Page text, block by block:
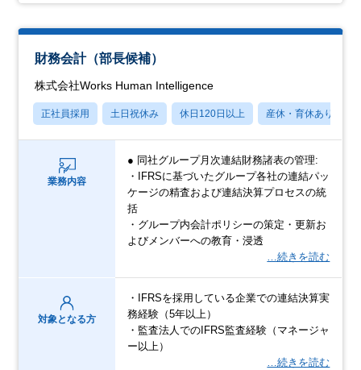
財務会計（部長候補）
株式会社Works Human Intelligence
正社員採用 土日祝休み 休日120日以上 産休・育休あり
業務内容
● 同社グループ月次連結財務諸表の管理:
・IFRSに基づいたグループ各社の連結パッ
ケージの精査および連結決算プロセスの統
括
・グループ内会計ポリシーの策定・更新お
よびメンバーへの教育・浸透
…続きを読む
対象となる方
・IFRSを採用している企業での連結決算実
務経験（5年以上）
・監査法人でのIFRS監査経験（マネージャ
ー以上）
…続きを読む